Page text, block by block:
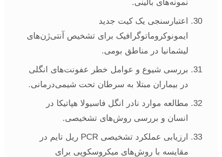
نمونه‌های بالینی.
اعتبارسنجی یک کیت جدید
ایمونوکروماتوگرافیک برای تشخیص آنتی‌ژن‌های
لیشمانیا در مناطق بومی.
بررسی شیوع و عوامل خطر عفونت‌های انگلی
در بیماران مبتلا به سرطان تحت شیمی‌درمانی.
مطالعه موارد نادر انگل فاسیولا هپاتیکا در
انسان و بررسی روش‌های تشخیصی.
ارزیابی عملکرد تشخیصی PCR ریل تایم در
مقایسه با روش‌های میکروسکوپی برای